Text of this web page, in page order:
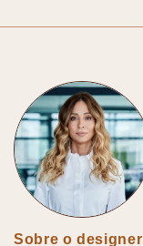
Sobre o designer